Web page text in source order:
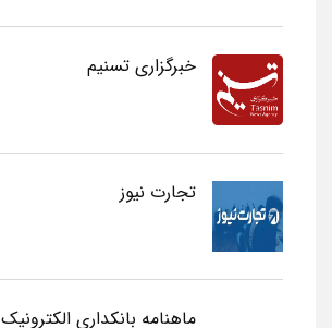
خبرگزاری تسنیم
تجارت نیوز
ماهنامه بانکداری الکترونیک